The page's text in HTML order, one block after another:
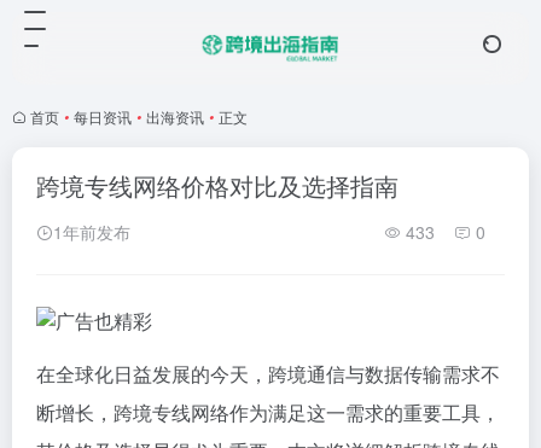
首页 • 每日资讯 • 出海资讯 • 正文
跨境专线网络价格对比及选择指南
1年前发布 433 0
在全球化日益发展的今天，跨境通信与数据传输需求不
断增长，跨境专线网络作为满足这一需求的重要工具，